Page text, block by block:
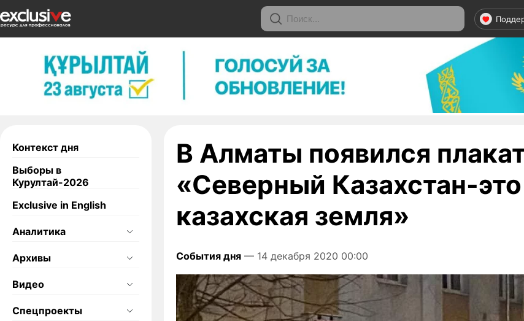
Контекст дня
Выборы в
Курултай-2026
Exclusive in English
Аналитика
Архивы
Видео
Спецпроекты
В Алматы появился
«Северный Казахстан-это
казахская земля»
События дня — 14 декабря 2020 00:00